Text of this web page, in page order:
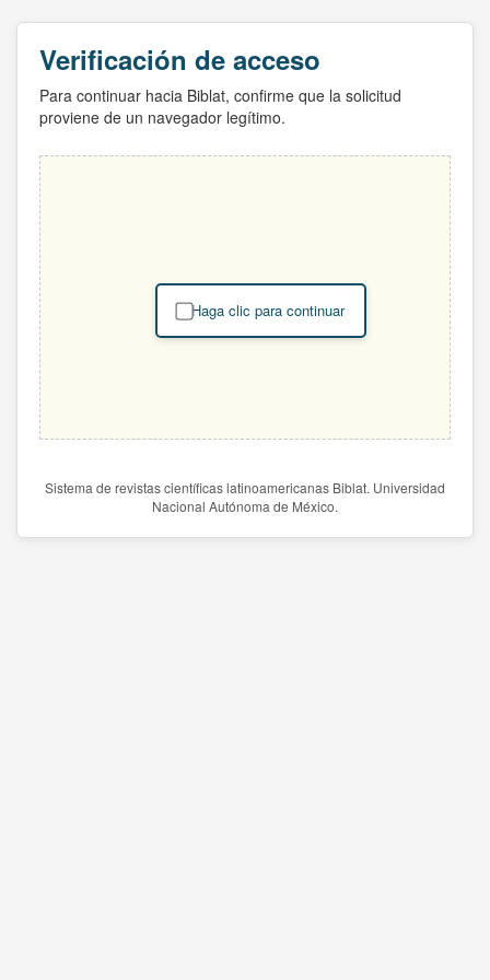
Verificación de acceso
Para continuar hacia Biblat, confirme que la solicitud
proviene de un navegador legítimo.
Haga clic para continuar
Sistema de revistas científicas latinoamericanas Biblat. Universidad
Nacional Autónoma de México.